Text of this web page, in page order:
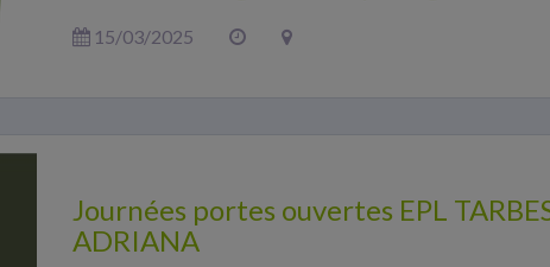
15/03/2025
Journées portes ouvertes EPL
ADRIANA